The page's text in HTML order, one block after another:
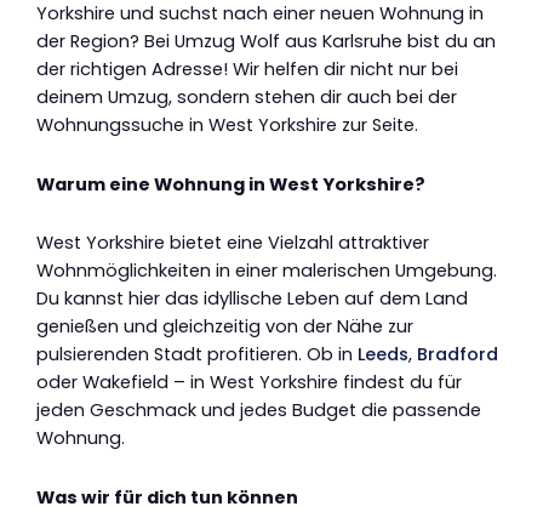
Yorkshire und suchst nach einer neuen Wohnung in
der Region? Bei Umzug Wolf aus Karlsruhe bist du an
der richtigen Adresse! Wir helfen dir nicht nur bei
deinem Umzug, sondern stehen dir auch bei der
Wohnungssuche in West Yorkshire zur Seite.
Warum eine Wohnung in West Yorkshire?
West Yorkshire bietet eine Vielzahl attraktiver
Wohnmöglichkeiten in einer malerischen Umgebung.
Du kannst hier das idyllische Leben auf dem Land
genießen und gleichzeitig von der Nähe zur
pulsierenden Stadt profitieren. Ob in Leeds, Bradford
oder Wakefield – in West Yorkshire findest du für
jeden Geschmack und jedes Budget die passende
Wohnung.
Was wir für dich tun können